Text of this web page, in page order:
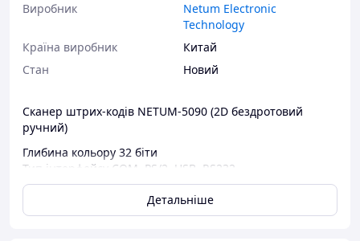
Виробник
Netum Electronic
Technology
Країна виробник
Китай
Стан
Новий
Сканер штрих-кодів NETUM-5090 (2D бездротовий
ручний)
Глибина кольору 32 біти
Тип інтерфейсу COM, PS/2, USB, RS232
Макс. розмір паперу Розмір A4
Оптична роздільна здатність 4 міл
Швидкість сканування 1500 разів/сек.
Детальніше